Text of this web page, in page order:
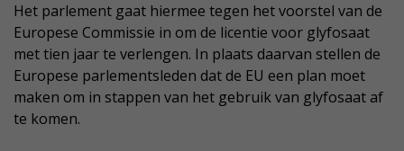
Het parlement gaat hiermee tegen het voorstel van de
Europese Commissie in om de licentie voor glyfosaat
met tien jaar te verlengen. In plaats daarvan stellen de
Europese parlementsleden dat de EU een plan moet
maken om in stappen van het gebruik van glyfosaat af
te komen.